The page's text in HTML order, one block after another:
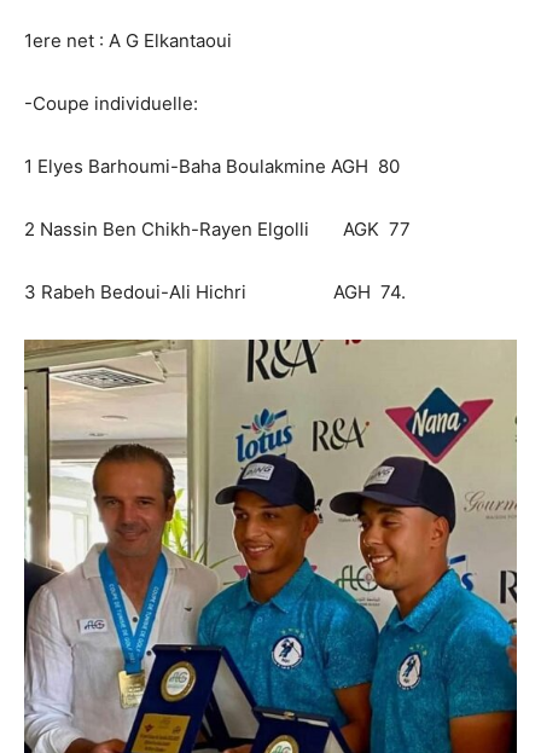
1ere net : A G Elkantaoui
-Coupe individuelle:
1 Elyes Barhoumi-Baha Boulakmine AGH 80
2 Nassin Ben Chikh-Rayen Elgolli AGK 77
3 Rabeh Bedoui-Ali Hichri AGH 74.